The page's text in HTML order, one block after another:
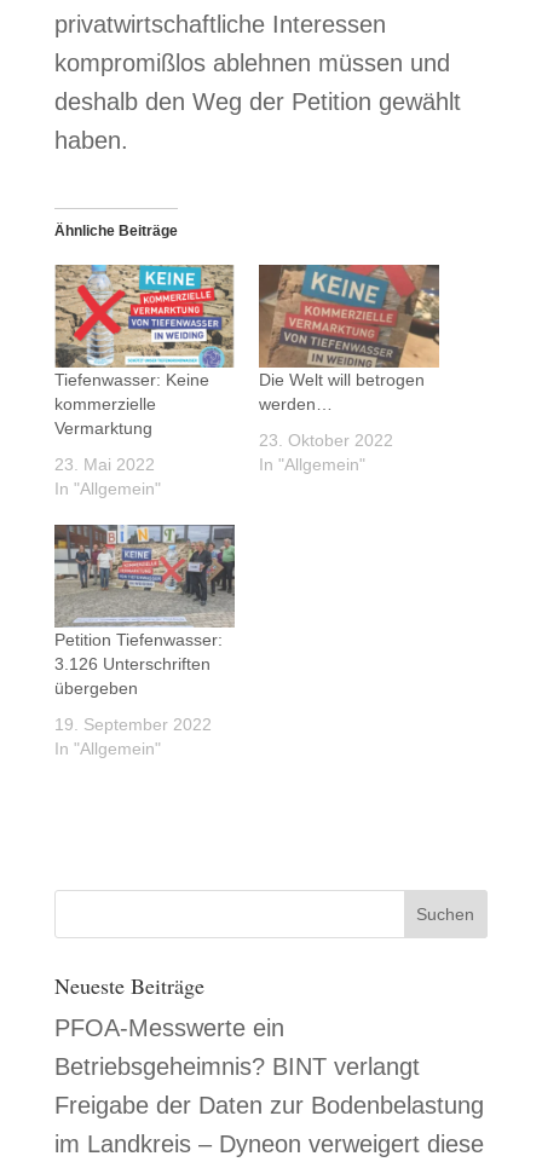
privatwirtschaftliche Interessen
kompromißlos ablehnen müssen und
deshalb den Weg der Petition gewählt
haben.
Ähnliche Beiträge
Tiefenwasser: Keine
kommerzielle
Vermarktung
23. Mai 2022
In "Allgemein"
Die Welt will betrogen
werden…
23. Oktober 2022
In "Allgemein"
Petition Tiefenwasser:
3.126 Unterschriften
übergeben
19. September 2022
In "Allgemein"
Neueste Beiträge
PFOA-Messwerte ein
Betriebsgeheimnis? BINT verlangt
Freigabe der Daten zur Bodenbelastung
im Landkreis – Dyneon verweigert diese